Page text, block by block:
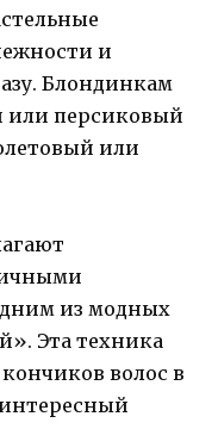
и
Блондинкам
или персиковый
или
из модных
Эта техника
волос в